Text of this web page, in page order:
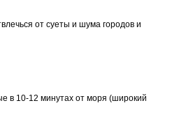
от суеты и шума городов и
в 10-12 минутах от моря (широкий